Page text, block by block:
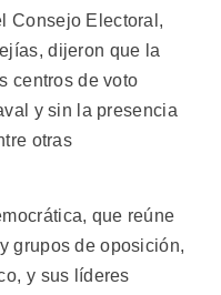
Consejo Electoral,
dijeron que la
centros de voto
y sin la presencia
otras
que reúne
grupos de oposición,
y sus líderes